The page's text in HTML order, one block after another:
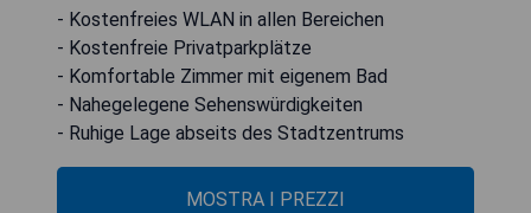
- Kostenfreies WLAN in allen Bereichen
- Kostenfreie Privatparkplätze
- Komfortable Zimmer mit eigenem Bad
- Nahegelegene Sehenswürdigkeiten
- Ruhige Lage abseits des Stadtzentrums
MOSTRA I PREZZI